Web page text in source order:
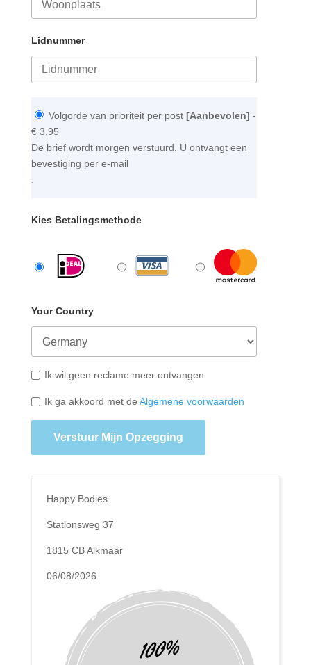
Lidnummer
Volgorde van prioriteit per post [Aanbevolen] -
€ 3,95
De brief wordt morgen verstuurd. U ontvangt een
bevestiging per e-mail
.
Kies Betalingsmethode
Your Country
Ik wil geen reclame meer ontvangen
Ik ga akkoord met de Algemene voorwaarden
Verstuur Mijn Opzegging
Happy Bodies
Stationsweg 37
1815 CB Alkmaar
06/08/2026